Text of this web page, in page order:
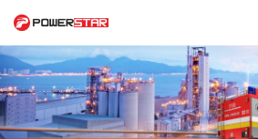
услуги по пожарным автомобилям с
English